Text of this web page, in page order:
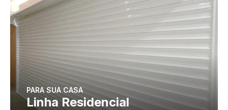
PARA SUA CASA
Linha Residencial